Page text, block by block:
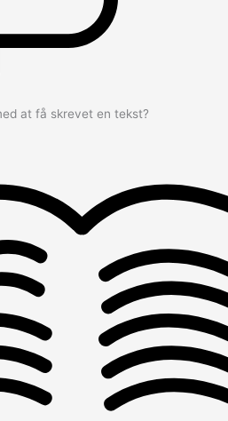
at få skrevet en tekst?